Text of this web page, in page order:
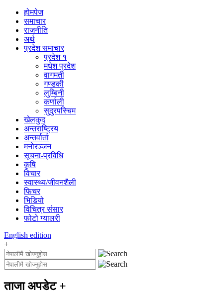
होमपेज
समाचार
राजनीति
अर्थ
प्रदेश समाचार
प्रदेश १
मधेश प्रदेश
वागमती
गण्डकी
लुम्बिनी
कर्णाली
सुदुरपस्चिम
खेलकुद
अन्तराष्ट्रिय
अन्तर्वार्ता
मनोरञ्जन
सूचना-प्रविधि
कृषि
विचार
स्वास्थ्य/जीवनशैली
फिचर
भिडियो
विचित्र संसार
फोटो ग्यालरी
English edition
+
ताजा अपडेट +